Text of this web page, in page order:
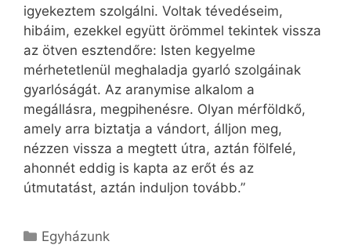
igyekeztem szolgálni. Voltak tévedéseim,
hibáim, ezekkel együtt örömmel tekintek vissza
az ötven esztendőre: Isten kegyelme
mérhetetlenül meghaladja gyarló szolgáinak
gyarlóságát. Az aranymise alkalom a
megállásra, megpihenésre. Olyan mérföldkő,
amely arra biztatja a vándort, álljon meg,
nézzen vissza a megtett útra, aztán fölfelé,
ahonnét eddig is kapta az erőt és az
útmutatást, aztán induljon tovább.”
Kategória
Egyházunk